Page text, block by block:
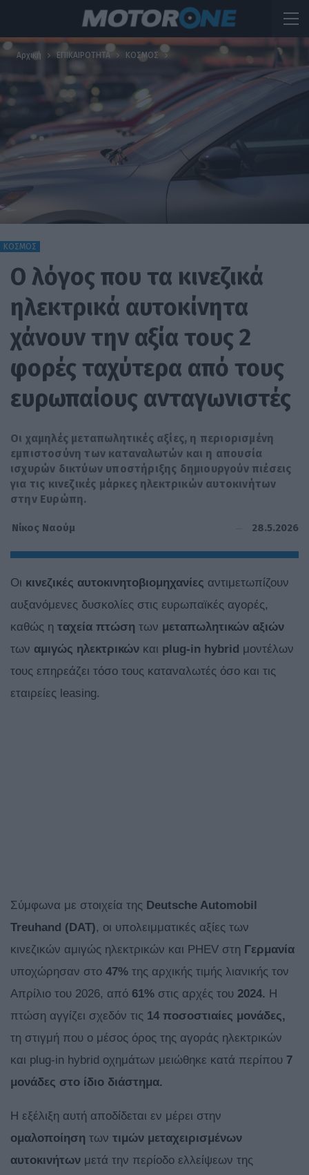
Αρχική ΕΠΙΚΑΙΡΟΤΗΤΑ ΚΟΣΜΟΣ
ΚΟΣΜΟΣ
Ο λόγος που τα κινεζικά
ηλεκτρικά αυτοκίνητα
χάνουν την αξία τους 2
φορές ταχύτερα από τους
ευρωπαίους ανταγωνιστές
Οι χαμηλές μεταπωλητικές αξίες, η περιορισμένη
εμπιστοσύνη των καταναλωτών και η απουσία
ισχυρών δικτύων υποστήριξης δημιουργούν πιέσεις
για τις κινεζικές μάρκες ηλεκτρικών αυτοκινήτων
στην Ευρώπη.
Νίκος Ναούμ 28.5.2026
Οι κινεζικές αυτοκινητοβιομηχανίες αντιμετωπίζουν
αυξανόμενες δυσκολίες στις ευρωπαϊκές αγορές,
καθώς η ταχεία πτώση των μεταπωλητικών αξιών
των αμιγώς ηλεκτρικών και plug-in hybrid μοντέλων
τους επηρεάζει τόσο τους καταναλωτές όσο και τις
εταιρείες leasing.
Σύμφωνα με στοιχεία της Deutsche Automobil
Treuhand (DAT), οι υπολειμματικές αξίες των
κινεζικών αμιγώς ηλεκτρικών και PHEV στη Γερμανία
υποχώρησαν στο 47% της αρχικής τιμής λιανικής τον
Απρίλιο του 2026, από 61% στις αρχές του 2024. Η
πτώση αγγίζει σχεδόν τις 14 ποσοστιαίες μονάδες,
τη στιγμή που ο μέσος όρος της αγοράς ηλεκτρικών
και plug-in hybrid οχημάτων μειώθηκε κατά περίπου 7
μονάδες στο ίδιο διάστημα.
Η εξέλιξη αυτή αποδίδεται εν μέρει στην
ομαλοποίηση των τιμών μεταχειρισμένων
αυτοκινήτων μετά την περίοδο ελλείψεων της